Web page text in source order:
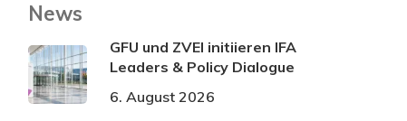
News
GFU und ZVEI initiieren IFA
Leaders & Policy Dialogue
6. August 2026